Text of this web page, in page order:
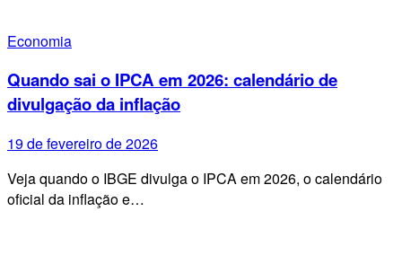
Economia
Quando sai o IPCA em 2026: calendário de
divulgação da inflação
19 de fevereiro de 2026
Veja quando o IBGE divulga o IPCA em 2026, o calendário
oficial da inflação e…